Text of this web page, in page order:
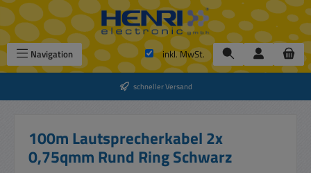
Zum Hauptinhalt springen
Navigation inkl. MwSt.
schneller Versand
100m Lautsprecherkabel 2x
0,75qmm Rund Ring Schwarz